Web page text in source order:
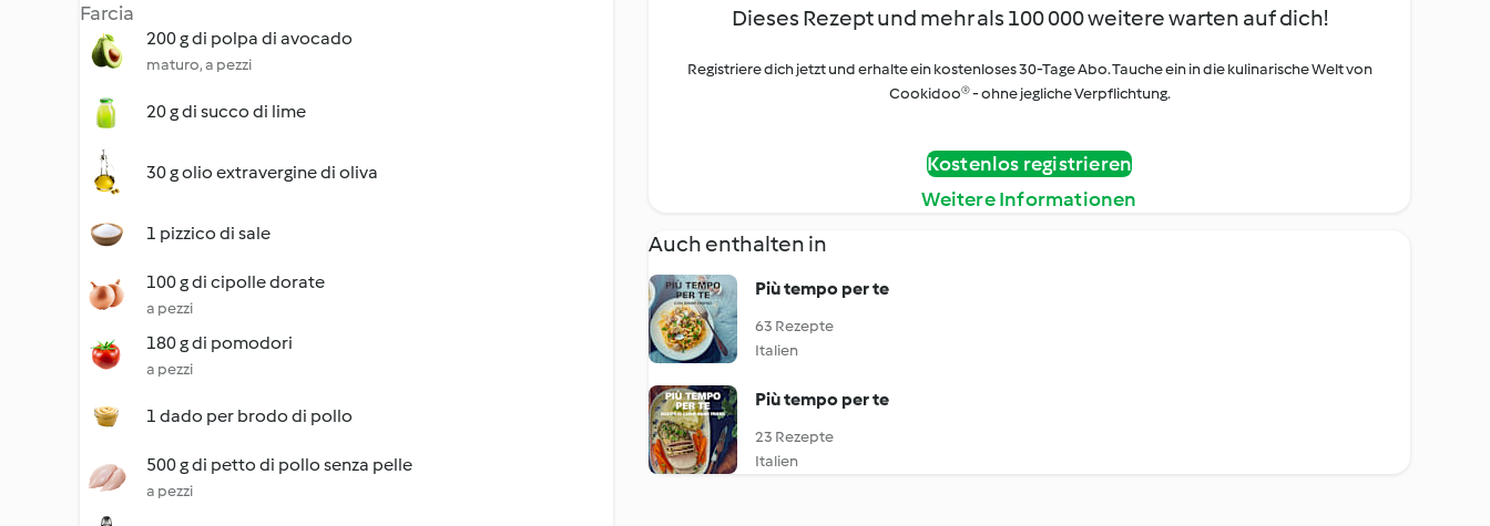
Farcia
200 g di polpa di avocado
maturo, a pezzi
20 g di succo di lime
30 g olio extravergine di oliva
1 pizzico di sale
100 g di cipolle dorate
a pezzi
180 g di pomodori
a pezzi
1 dado per brodo di pollo
500 g di petto di pollo senza pelle
a pezzi
Dieses Rezept und mehr als 100 000 weitere warten auf dich!
Registriere dich jetzt und erhalte ein kostenloses 30-Tage Abo. Tauche ein in die kulinarische Welt von
Cookidoo® - ohne jegliche Verpflichtung.
Kostenlos registrieren
Weitere Informationen
Auch enthalten in
Più tempo per te
63 Rezepte
Italien
Più tempo per te
23 Rezepte
Italien